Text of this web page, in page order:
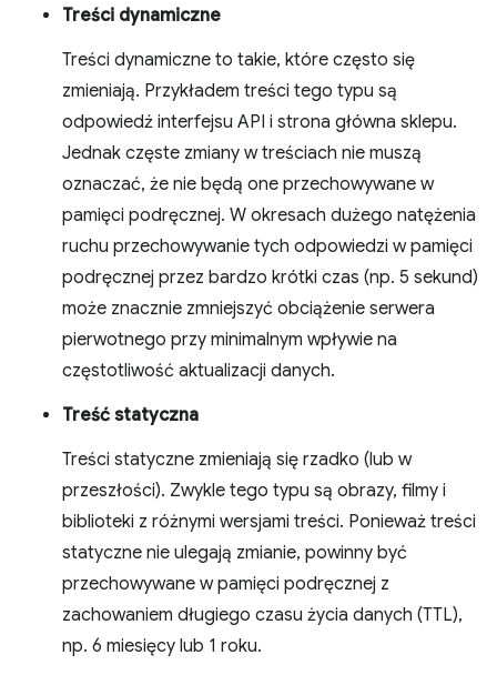
Treści dynamiczne
Treści dynamiczne to takie, które często się
zmieniają. Przykładem treści tego typu są
odpowiedź interfejsu API i strona główna sklepu.
Jednak częste zmiany w treściach nie muszą
oznaczać, że nie będą one przechowywane w
pamięci podręcznej. W okresach dużego natężenia
ruchu przechowywanie tych odpowiedzi w pamięci
podręcznej przez bardzo krótki czas (np. 5 sekund)
może znacznie zmniejszyć obciążenie serwera
pierwotnego przy minimalnym wpływie na
częstotliwość aktualizacji danych.
Treść statyczna
Treści statyczne zmieniają się rzadko (lub w
przeszłości). Zwykle tego typu są obrazy, filmy i
biblioteki z różnymi wersjami treści. Ponieważ treści
statyczne nie ulegają zmianie, powinny być
przechowywane w pamięci podręcznej z
zachowaniem długiego czasu życia danych (TTL),
np. 6 miesięcy lub 1 roku.